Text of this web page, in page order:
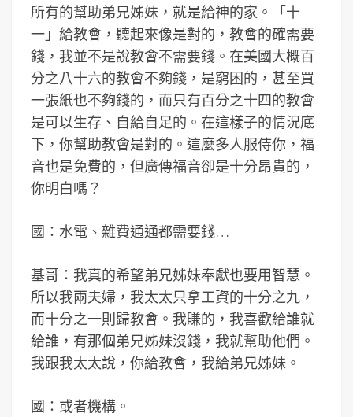
所有的幫助弟兄姊妹，就是給神的家。「十
一」給教會，聽起來像是對的，教會的確需要
錢，我並不是說教會不需要錢。在美國大概百
分之八十六的教會不夠錢，是窮困的，甚至買
一張紙也不夠錢的，而只有百分之十四的教會
是可以生存、自給自足的。在這樣子的情況底
下，你幫助教會是對的。這麼多人服侍你，福
音也是免費的，但廣傳福音卻是十分昂貴的，
你明白嗎？
國：水電、雜費通通都需要錢…
基哥：我真的希望弟兄姊妹奉獻也要用智慧。
所以我兩夫婦，我太太只拿工資的十分之九，
而十分之一則歸教會。我賺的，我喜歡給誰就
給誰，有那個弟兄姊妹沒錢，我就幫助他們。
我跟我太太說，你給教會，我給弟兄姊妹。
國：或者機構。